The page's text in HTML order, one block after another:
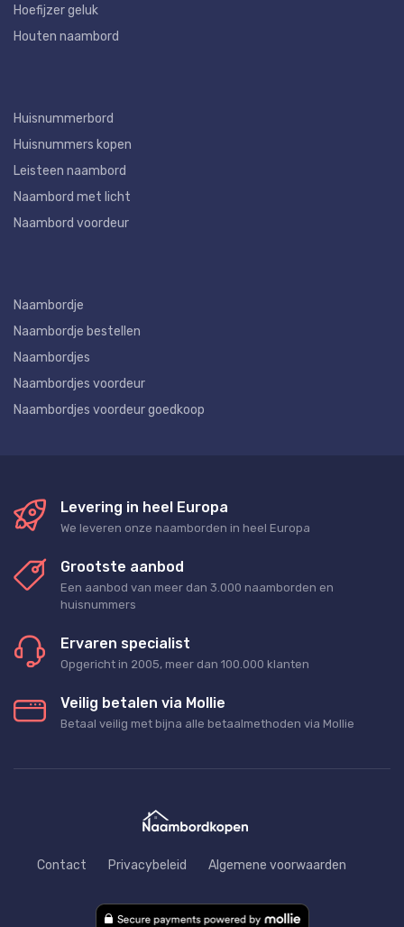
Hoefijzer geluk
Houten naambord
Huisnummerbord
Huisnummers kopen
Leisteen naambord
Naambord met licht
Naambord voordeur
Naambordje
Naambordje bestellen
Naambordjes
Naambordjes voordeur
Naambordjes voordeur goedkoop
Levering in heel Europa
We leveren onze naamborden in heel Europa
Grootste aanbod
Een aanbod van meer dan 3.000 naamborden en
huisnummers
Ervaren specialist
Opgericht in 2005, meer dan 100.000 klanten
Veilig betalen via Mollie
Betaal veilig met bijna alle betaalmethoden via Mollie
Contact Privacybeleid Algemene voorwaarden